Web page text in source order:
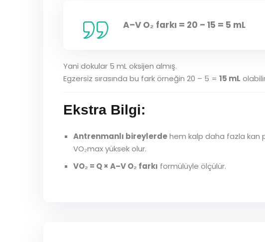
A–V O₂ farkı = 20 – 15 = 5 mL
Yani dokular 5 mL oksijen almış.
Egzersiz sırasında bu fark örneğin 20 – 5 = 15 mL
Ekstra Bilgi:
Antrenmanlı bireylerdehem kalp daha fazla kan
VO₂max yüksek olur.
VO₂ = Q × A–V O₂ farkı formülüyle ölçülür.